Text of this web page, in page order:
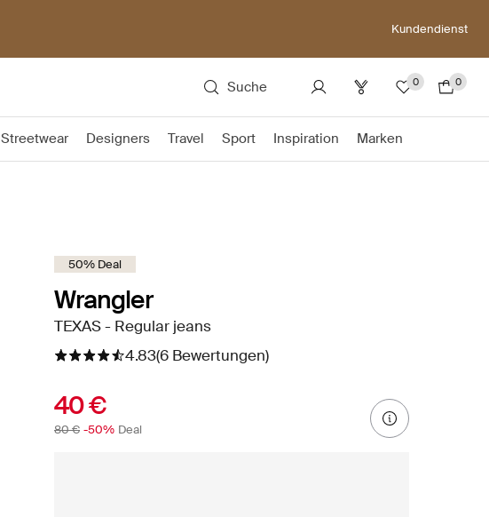
Kundendienst
Suche 0 0
Streetwear Designers Travel Sport Inspiration Marken
50% Deal
Wrangler
TEXAS - Regular jeans
4.83(6 Bewertungen)
40 €
80 € -50% Deal